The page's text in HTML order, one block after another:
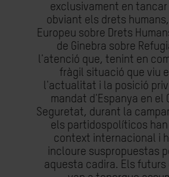
exclusivament en
obviant els drets
Europeu sobre Drets
de Ginebra sobre
l'atenció que, tenint en
fràgil situació que viu
l'actualitat i la posició
mandat d'Espanya en el
Seguretat, durant la
els partidospolíticos
context internacional i
incloure suspropuestas
aquesta cadira. Els futurs